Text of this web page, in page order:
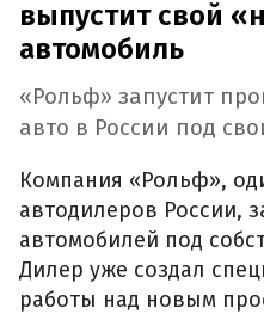
выпустит свой
автомобиль
«Рольф» запустит
авто в России под
Компания «Рольф»,
автодилеров России,
автомобилей под
Дилер уже создал
работы над новым